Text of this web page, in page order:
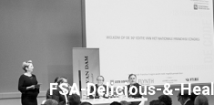
FSA-Delicious-&-